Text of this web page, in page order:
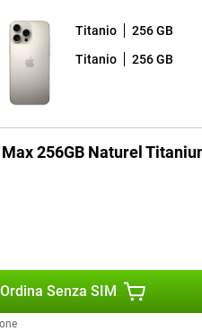
Titanio 256 GB
Titanio 256 GB
256GB Naturel
Ordina Senza SIM